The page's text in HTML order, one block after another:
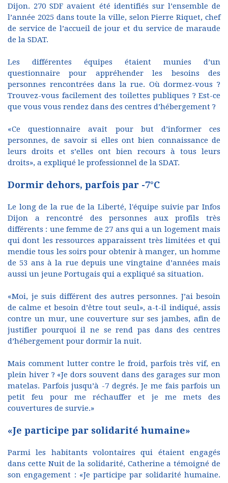
Dijon. 270 SDF avaient été identifiés sur l’ensemble de
l’année 2025 dans toute la ville, selon Pierre Riquet, chef
de service de l’accueil de jour et du service de maraude
de la SDAT.
Les différentes équipes étaient munies d’un
questionnaire pour appréhender les besoins des
personnes rencontrées dans la rue. Où dormez-vous ?
Trouvez-vous facilement des toilettes publiques ? Est-ce
que vous vous rendez dans des centres d’hébergement ?
«Ce questionnaire avait pour but d’informer ces
personnes, de savoir si elles ont bien connaissance de
leurs droits et s’elles ont bien recours à tous leurs
droits», a expliqué le professionnel de la SDAT.
Dormir dehors, parfois par -7°C
Le long de la rue de la Liberté, l'équipe suivie par Infos
Dijon a rencontré des personnes aux profils très
différents : une femme de 27 ans qui a un logement mais
qui dont les ressources apparaissent très limitées et qui
mendie tous les soirs pour obtenir à manger, un homme
de 53 ans à la rue depuis une vingtaine d’années mais
aussi un jeune Portugais qui a expliqué sa situation.
«Moi, je suis différent des autres personnes. J’ai besoin
de calme et besoin d’être tout seul», a-t-il indiqué, assis
contre un mur, une couverture sur ses jambes, afin de
justifier pourquoi il ne se rend pas dans des centres
d’hébergement pour dormir la nuit.
Mais comment lutter contre le froid, parfois très vif, en
plein hiver ? «Je dors souvent dans des garages sur mon
matelas. Parfois jusqu’à -7 degrés. Je me fais parfois un
petit feu pour me réchauffer et je me mets des
couvertures de survie.»
«Je participe par solidarité humaine»
Parmi les habitants volontaires qui étaient engagés
dans cette Nuit de la solidarité, Catherine a témoigné de
son engagement : «Je participe par solidarité humaine.